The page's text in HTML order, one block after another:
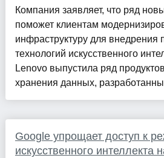
Компания заявляет, что ряд
поможет клиентам
инфраструктуру для внедрения
технологий искусственного
Lenovo выпустила ряд
хранения данных,
Google упрощает доступ к
искусственного интеллекта